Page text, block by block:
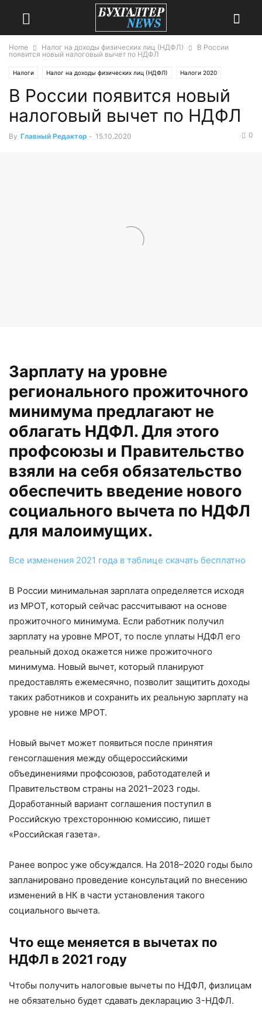
Home Налог на доходы физических лиц (НДФЛ)
В России
появится новый налоговый вычет по НДФЛ
Налоги Налог на доходы физических лиц (НДФЛ) Налоги 2020
НДФЛ 2020
В России появится новый
налоговый вычет по НДФЛ
By Главный Редактор - 15.10.2020 0
Зарплату на уровне
регионального прожиточного
минимума предлагают не
облагать НДФЛ. Для этого
профсоюзы и Правительство
взяли на себя обязательство
обеспечить введение нового
социального вычета по НДФЛ
для малоимущих.
Все изменения 2021 года в таблице скачать бесплатно
В России минимальная зарплата определяется исходя
из МРОТ, который сейчас рассчитывают на основе
прожиточного минимума. Если работник получил
зарплату на уровне МРОТ, то после уплаты НДФЛ его
реальный доход окажется ниже прожиточного
минимума. Новый вычет, который планируют
предоставлять ежемесячно, позволит защитить доходы
таких работников и сохранить их реальную зарплату на
уровне не ниже МРОТ.
Новый вычет может появиться после принятия
генсоглашения между общероссийскими
объединениями профсоюзов, работодателей и
Правительством страны на 2021–2023 годы.
Доработанный вариант соглашения поступил в
Российскую трехстороннюю комиссию, пишет
«Российская газета».
Ранее вопрос уже обсуждался. На 2018–2020 годы было
запланировано проведение консультаций по внесению
изменений в НК в части установления такого
социального вычета.
Что еще меняется в вычетах по
НДФЛ в 2021 году
Чтобы получить налоговые вычеты по НДФЛ, физлицам
не обязательно будет сдавать декларацию 3-НДФЛ.